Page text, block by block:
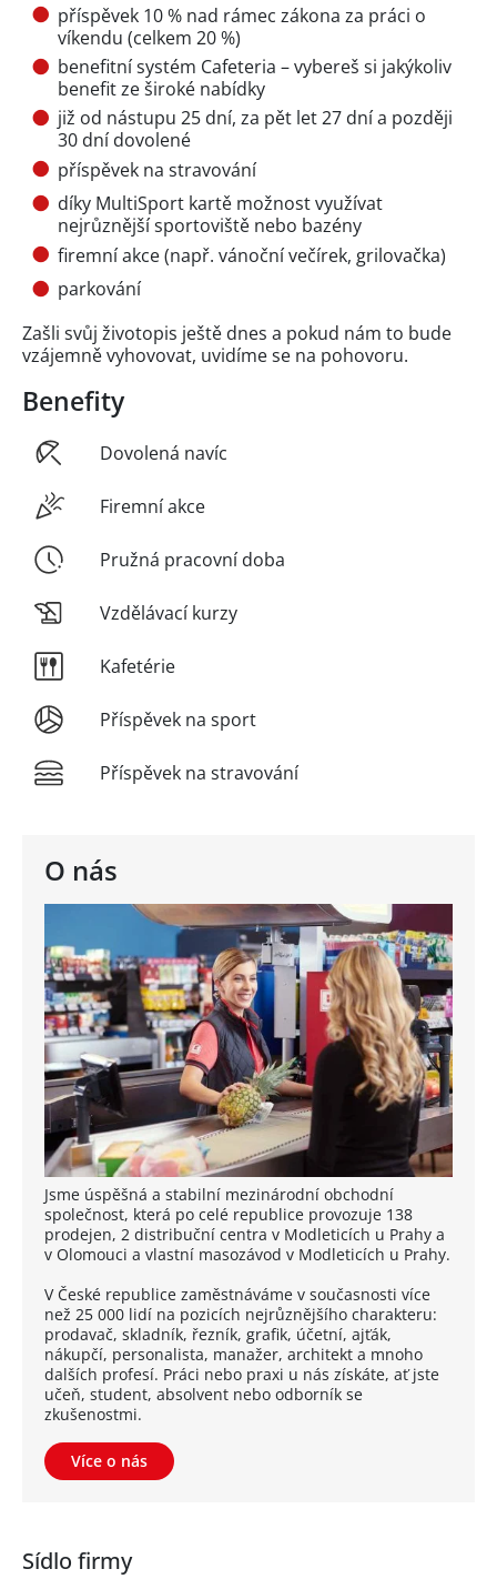
O nás
Jsme úspěšná a stabilní mezinárodní obchodní
společnost, která po celé republice provozuje 138
prodejen, 2 distribuční centra v Modleticích u Prahy a
v Olomouci a vlastní masozávod v Modleticích u Prahy.
V České republice zaměstnáváme v současnosti více
než 25 000 lidí na pozicích nejrůznějšího charakteru:
prodavač, skladník, řezník, grafik, účetní, ajťák,
nákupčí, personalista, manažer, architekt a mnoho
dalších profesí. Práci nebo praxi u nás získáte, ať jste
učeň, student, absolvent nebo odborník se
zkušenostmi.
Více o nás
příspěvek 10 % nad rámec zákona za práci o
víkendu (celkem 20 %)
benefitní systém Cafeteria – vybereš si jakýkoliv
benefit ze široké nabídky
již od nástupu 25 dní, za pět let 27 dní a později
30 dní dovolené
příspěvek na stravování
díky MultiSport kartě možnost využívat
nejrůznější sportoviště nebo bazény
firemní akce (např. vánoční večírek, grilovačka)
parkování
Zašli svůj životopis ještě dnes a pokud nám to bude
vzájemně vyhovovat, uvidíme se na pohovoru.
Benefity
Dovolená navíc
Firemní akce
Pružná pracovní doba
Vzdělávací kurzy
Kafetérie
Příspěvek na sport
Příspěvek na stravování
Sídlo firmy